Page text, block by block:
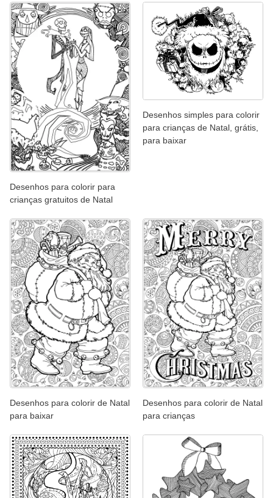
Desenhos para colorir para
crianças gratuitos de Natal
Desenhos simples para colorir
para crianças de Natal, grátis,
para baixar
Desenhos para colorir de Natal
para baixar
Desenhos para colorir de Natal
para crianças